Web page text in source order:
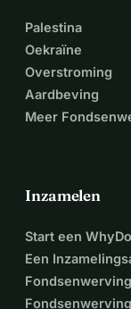
Palestina
Oekraïne
Overstroming
Aardbeving
Meer
Inzamelen
Start een
Een